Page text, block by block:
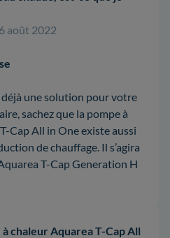
août 2022
déjà une solution pour votre
sachez que la pompe à
Cap All in One existe aussi
de chauffage. Il s’agira
T-Cap Generation H
chaleur Aquarea T-Cap All